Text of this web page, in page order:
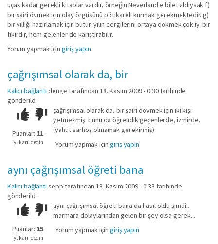
uçak kadar gerekli kitaplar vardır, örneğin Neverland'e bilet aldıysak f)
bir şairi övmek için olay örgüsünü pötikareli kurmak gerekmektedir. g)
bir yıllığı hazırlamak için bütün yılın dergilerini ortaya dökmek çok iyi bir
fikirdir, hem gelenler de karıştırabilir.
Yorum yapmak için giriş yapın
çağrışımsal olarak da, bir
Kalıcı bağlantı denge tarafından 18. Kasım 2009 - 0:30 tarihinde
gönderildi
Çok iyi!O
kadar
iyi
değil!
Puanlar: 11
‘yukarı’ dedin
çağrışımsal olarak da, bir şairi dövmek için iki kişi
yetmezmiş. bunu da öğrendik geçenlerde, izmirde.
(yahut sarhoş olmamak gerekirmiş)
Yorum yapmak için giriş yapın
aynı çağrışımsal öğreti bana
Kalıcı bağlantı sepp tarafından 18. Kasım 2009 - 0:33 tarihinde
gönderildi
Çok iyi!O
kadar
iyi
değil!
Puanlar: 15
‘yukarı’ dedin
aynı çağrışımsal öğreti bana da hasıl oldu şimdi..
marmara dolaylarından gelen bir şey olsa gerek...
Yorum yapmak için giriş yapın